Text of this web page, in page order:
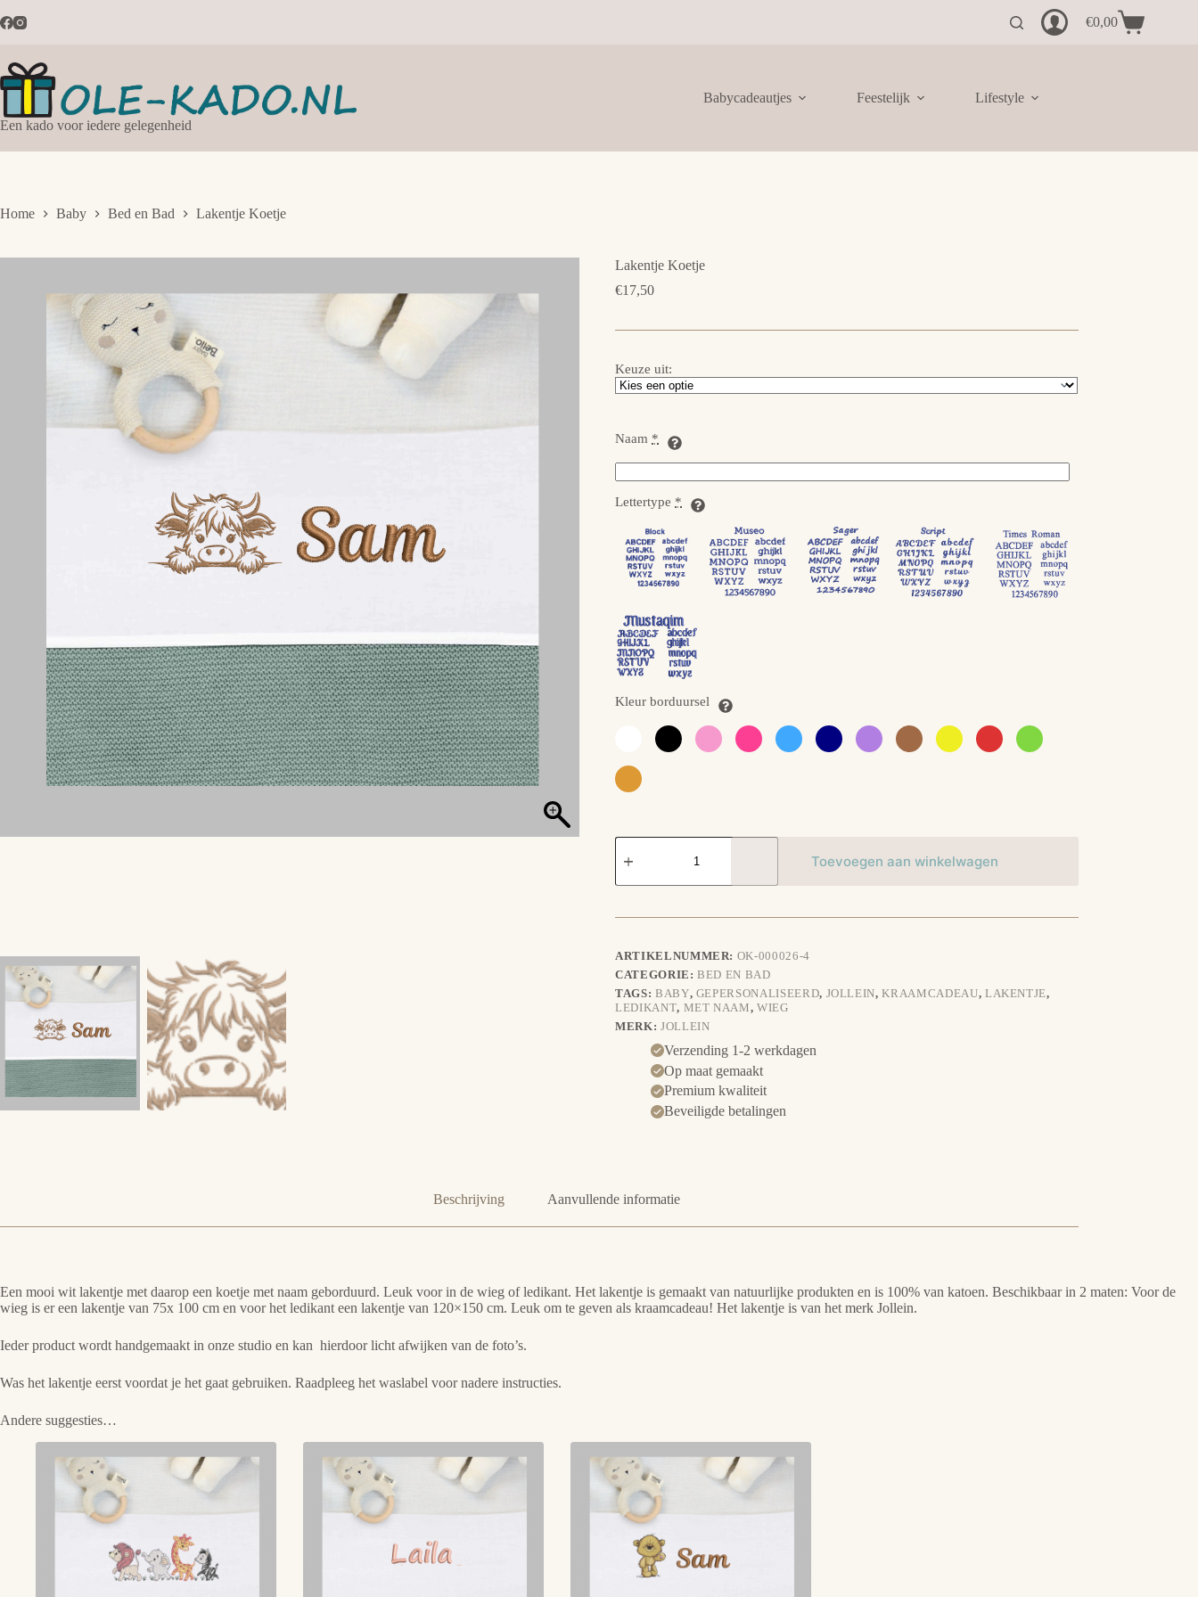
naar
Winkelwagen
€0,00
Een kado voor iedere gelegenheid
Babycadeautjes Feestelijk Lifestyle
Home Baby Bed en Bad Lakentje Koetje
Lakentje Koetje
€17,50
Keuze uit:
Naam *
Lettertype *
Kleur borduursel
Lakentje
Koetje
Toevoegen aan winkelwagen
ARTIKELNUMMER: OK-000026-4
CATEGORIE:BED EN BAD
TAGS: BABY, GEPERSONALISEERD, JOLLEIN,KRAAMCADEAU, LAKENTJE,
LEDIKANT, MET NAAM,WIEG
MERK: JOLLEIN
Verzending 1-2 werkdagen
Op maat gemaakt
Premium kwaliteit
Beveiligde betalingen
Beschrijving Aanvullende informatie
Een mooi wit lakentje met daarop een koetje met naam geborduurd. Leuk voor in de wieg of ledikant. Het lakentje is gemaakt van natuurlijke produkten en is 100% van katoen. Beschikbaar in 2 maten: Voor de
wieg is er een lakentje van 75x 100 cm en voor het ledikant een lakentje van 120×150 cm. Leuk om te geven als kraamcadeau! Het lakentje is van het merk Jollein.
Ieder product wordt handgemaakt in onze studio en kan hierdoor licht afwijken van de foto’s.
Was het lakentje eerst voordat je het gaat gebruiken. Raadpleeg het waslabel voor nadere instructies.
Andere suggesties…